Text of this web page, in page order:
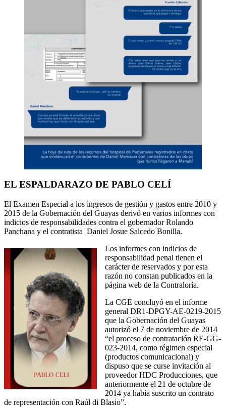
EL ESPALDARAZO DE PABLO CELÍ
El Examen Especial a los ingresos de gestión y gastos entre 2010 y
2015 de la Gobernación del Guayas derivó en varios informes con
indicios de responsabilidades contra el gobernador Rolando
Panchana y el contratista Daniel Josue Salcedo Bonilla.
Los informes con indicios de
responsabilidad penal tienen el
carácter de reservados y por esta
razón no constan publicados en la
página web de la Contraloría.
La CGE concluyó en el informe
general DR1-DPGY-AE-0219-2015
que la Gobernación del Guayas
autorizó el 7 de noviembre de 2014
“el proceso de contratación RE-GG-
023-2014, como régimen especial
(productos comunicacional) y
dispuso que se curse invitación al
proveedor HDC Producciones, que
anteriormente el 21 de octubre de
2014 ya había suscrito un contrato
de representación con Raúl di Blasio”.